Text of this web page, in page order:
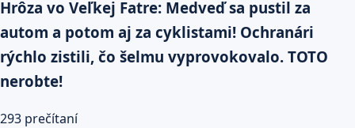
Hrôza vo Veľkej Fatre: Medveď sa pustil za
autom a potom aj za cyklistami! Ochranári
rýchlo zistili, čo šelmu vyprovokovalo. TOTO
nerobte!
293 prečítaní